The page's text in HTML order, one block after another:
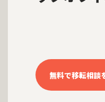
無料で移転相談